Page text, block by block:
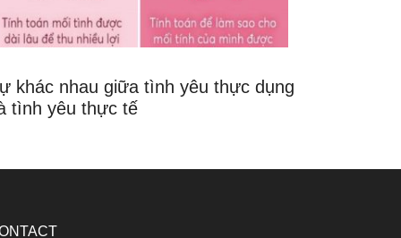
khác nhau giữa tình yêu thực dụng
tình yêu thực tế